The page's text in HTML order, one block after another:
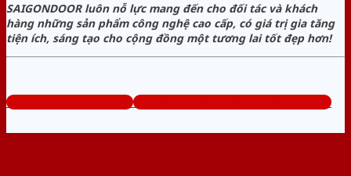
SAIGONDOOR luôn nỗ lực mang đến cho đối tác và khách
hàng những sản phẩm công nghệ cao cấp, có giá trị gia tăng
tiện ích, sáng tạo cho cộng đồng một tương lai tốt đẹp hơn!
www.cuanhuagiago.com Tổng đài tư vấn miễn phí: 0824.400.400